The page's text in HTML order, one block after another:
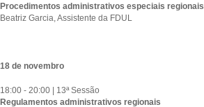
Procedimentos administrativos especiais regionais
Beatriz Garcia, Assistente da FDUL
18 de novembro
18:00 - 20:00 | 13ª Sessão
Regulamentos administrativos regionais